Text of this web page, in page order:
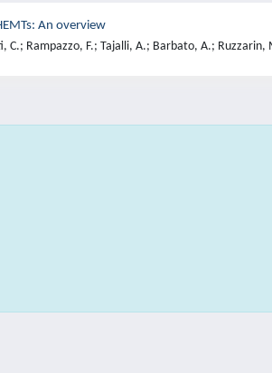
An overview
Rampazzo, F.; Tajalli, A.; Barbato, A.;